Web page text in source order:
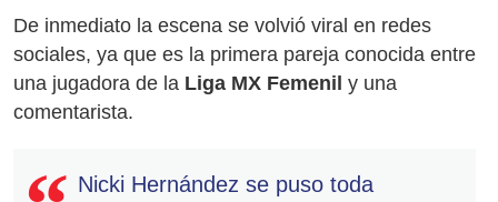
De inmediato la escena se volvió viral en redes
sociales, ya que es la primera pareja conocida entre
una jugadora de la Liga MX Femenil y una
comentarista.
Nicki Hernández se puso toda